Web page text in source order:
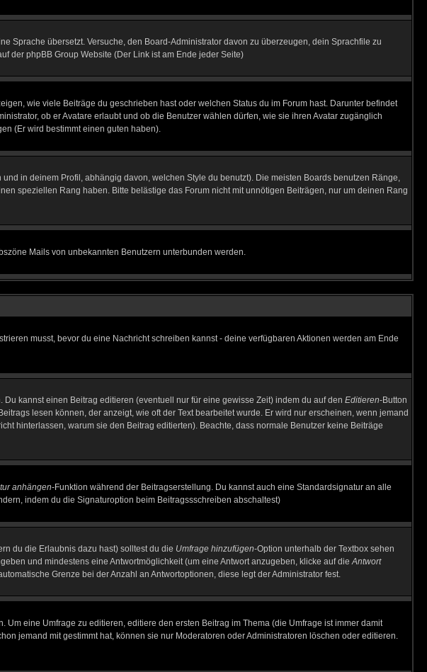
Sprache übersetzt. Versuche, den Board-Administrator davon zu überzeugen, dein Sprachfile zu
der phpBB Group Website (Der Link ist am Ende jeder Seite)
wie viele Beiträge du geschrieben hast oder welchen Status du im Forum hast. Darunter befindet
ob er Avatare erlaubt und ob die Benutzer wählen dürfen, wie sie ihren Avatar zugänglich
(Er wird bestimmt einen guten haben).
in deinem Profil, abhängig davon, welchen Style du benutzt). Die meisten Boards benutzen Ränge,
speziellen Rang haben. Bitte belästige das Forum nicht mit unnötigen Beiträgen, nur um deinen Rang
Mails von unbekannten Benutzern unterbunden werden.
musst, bevor du eine Nachricht schreiben kannst - deine verfügbaren Aktionen werden am Ende
kannst einen Beitrag editieren (eventuell nur für eine gewisse Zeit) indem du auf den Editieren-Button
lesen können, der anzeigt, wie oft der Text bearbeitet wurde. Er wird nur erscheinen, wenn jemand
hinterlassen, warum sie den Beitrag editierten). Beachte, dass normale Benutzer keine Beiträge
anhängen-Funktion während der Beitragserstellung. Du kannst auch eine Standardsignatur an alle
indem du die Signaturoption beim Beitragssschreiben abschaltest)
du die Erlaubnis dazu hast) solltest du die Umfrage hinzufügen-Option unterhalb der Textbox sehen
und mindestens eine Antwortmöglichkeit (um eine Antwort anzugeben, klicke auf dieAntwort
Grenze bei der Anzahl an Antwortoptionen, diese legt der Administrator fest.
eine Umfrage zu editieren, editiere den ersten Beitrag im Thema (die Umfrage ist immer damit
jemand mit gestimmt hat, können sie nur Moderatoren oder Administratoren löschen oder editieren.